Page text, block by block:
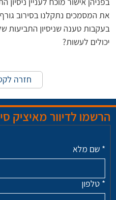
את המסמכים נתקלנו בסירוב
בעקבות טענה שניסיון התביעות
יכולים לעשות?
חזרה
הרשמו לדיוור מאיציק
* שם מלא
* טלפון